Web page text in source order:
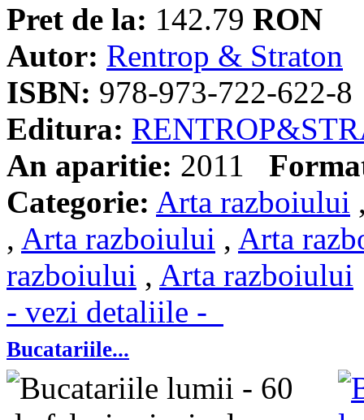
Pret de la: 142.79 RON
Autor: Rentrop & Straton
ISBN: 978-973-722-622-8
Editura:
An aparitie: 2011
Categorie: Arta razboiului
, Arta razboiului , Arta
razboiului , Arta razboiului
- vezi detaliile -
Bucatariile...